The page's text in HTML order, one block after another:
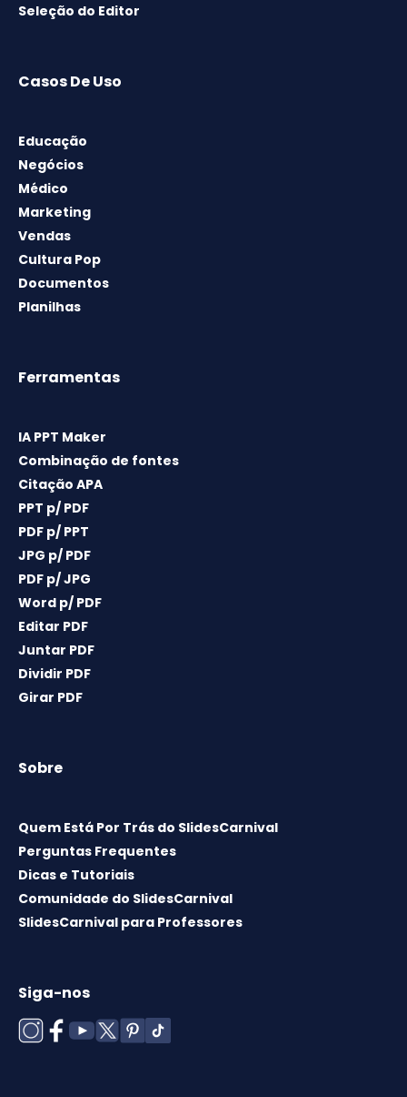
Seleção do Editor
Casos De Uso
Educação
Negócios
Médico
Marketing
Vendas
Cultura Pop
Documentos
Planilhas
Ferramentas
IA PPT Maker
Combinação de fontes
Citação APA
PPT p/ PDF
PDF p/ PPT
JPG p/ PDF
PDF p/ JPG
Word p/ PDF
Editar PDF
Juntar PDF
Dividir PDF
Girar PDF
Sobre
Quem Está Por Trás do SlidesCarnival
Perguntas Frequentes
Dicas e Tutoriais
Comunidade do SlidesCarnival
SlidesCarnival para Professores
Siga-nos